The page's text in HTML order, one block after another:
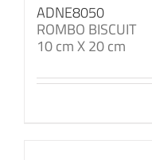
ADNE8050
ROMBO BISCUIT
10 cm X 20 cm